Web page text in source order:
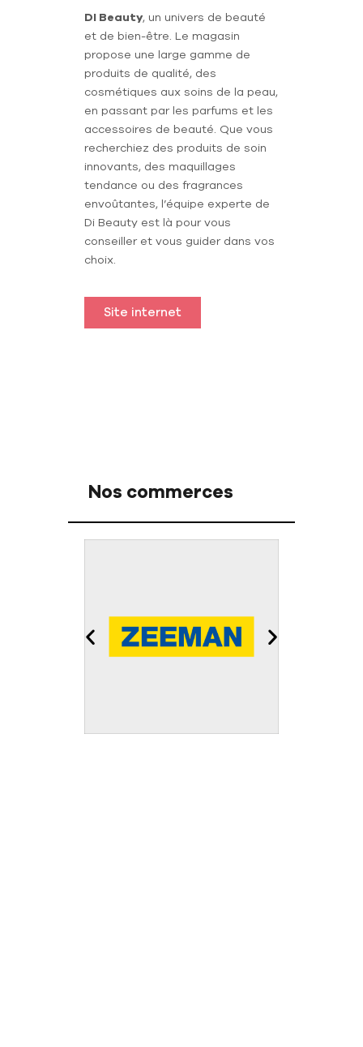
DI Beauty, un univers de beauté
et de bien-être. Le magasin
propose une large gamme de
produits de qualité, des
cosmétiques aux soins de la peau,
en passant par les parfums et les
accessoires de beauté. Que vous
recherchiez des produits de soin
innovants, des maquillages
tendance ou des fragrances
envoûtantes, l’équipe experte de
Di Beauty est là pour vous
conseiller et vous guider dans vos
choix.
Site internet
Nos commerces